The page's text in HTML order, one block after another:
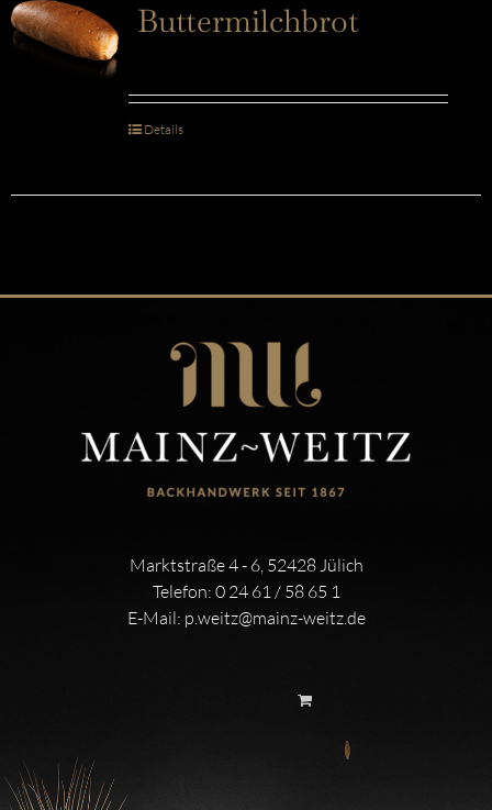
Buttermilchbrot
Details
Marktstraße 4 - 6, 52428 Jülich
Telefon: 0 24 61 / 58 65 1
E-Mail: p.weitz@mainz-weitz.de